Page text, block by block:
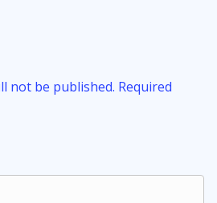
not be published. Required